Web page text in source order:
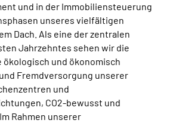
und in der Immobiliensteuerung
unseres vielfältigen
Dach. Als eine der zentralen
Jahrzehntes sehen wir die
ökologisch und ökonomisch
Fremdversorgung unserer
und
CO2-bewusst und
Rahmen unserer